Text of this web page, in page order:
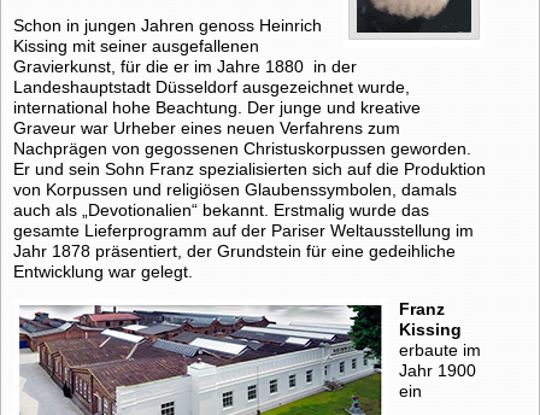
Schon in jungen Jahren genoss Heinrich
Kissing mit seiner ausgefallenen
Gravierkunst, für die er im Jahre 1880 in der
Landeshauptstadt Düsseldorf ausgezeichnet wurde,
international hohe Beachtung. Der junge und kreative
Graveur war Urheber eines neuen Verfahrens zum
Nachprägen von gegossenen Christuskorpussen geworden.
Er und sein Sohn Franz spezialisierten sich auf die Produktion
von Korpussen und religiösen Glaubenssymbolen, damals
auch als „Devotionalien“ bekannt. Erstmalig wurde das
gesamte Lieferprogramm auf der Pariser Weltausstellung im
Jahr 1878 präsentiert, der Grundstein für eine gedeihliche
Entwicklung war gelegt.
Franz
Kissing
erbaute im
Jahr 1900
ein